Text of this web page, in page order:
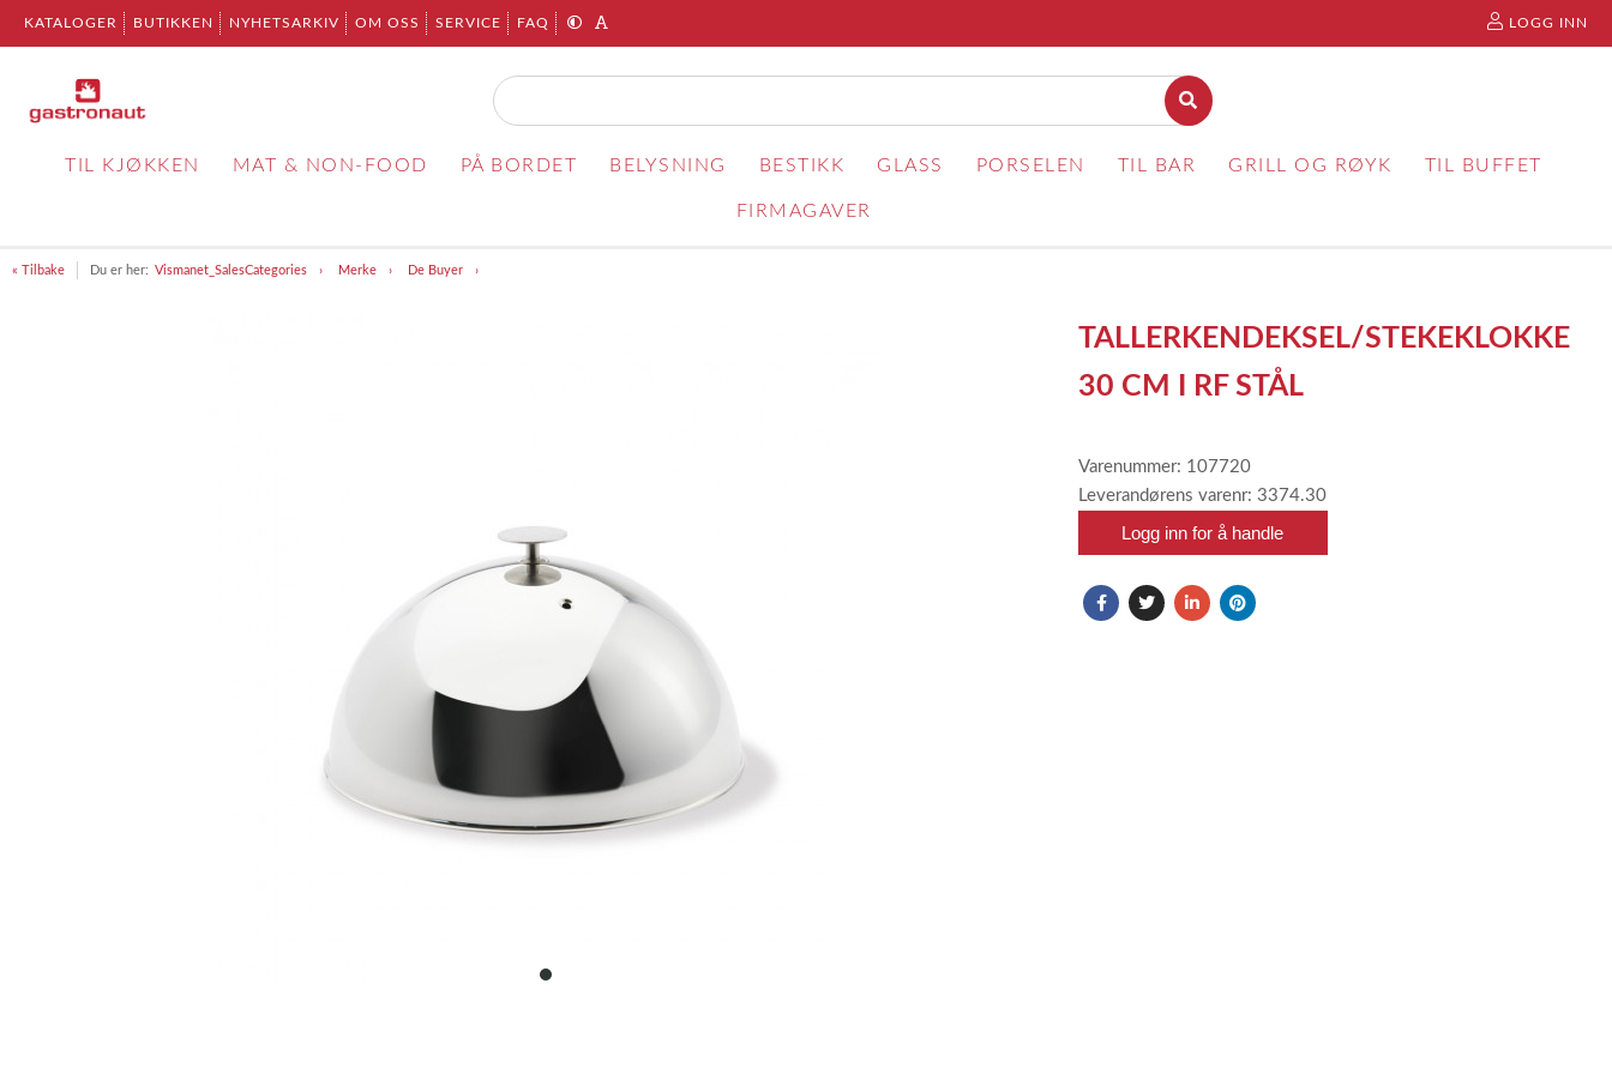
KATALOGER BUTIKKEN NYHETSARKIV OM OSS SERVICE FAQ LOGG INN
TIL KJØKKEN MAT & NON-FOOD PÅ BORDET BELYSNING BESTIKK GLASS PORSELEN TIL BAR GRILL OG RØYK TIL BUFFET
FIRMAGAVER
« Tilbake Du er her: Vismanet_SalesCategories Merke De Buyer
item
TALLERKENDEKSEL/STEKEKLOKKE
30 CM I RF STÅL
Varenummer: 107720
Leverandørens varenr: 3374.30
Logg inn for å handle